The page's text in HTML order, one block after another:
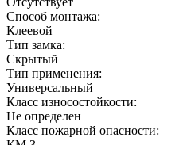
Способ монтажа:
Клеевой
Тип замка:
Скрытый
Тип применения:
Универсальный
Класс износостойкости:
Не определен
Класс пожарной опасности: